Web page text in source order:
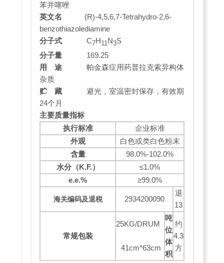
苯并噻唑
英文名 (R)-4,5,6,7-Tetrahydro-2,6-
benzothiazolediamine
分子式 C 7H11N3S
分子量 169.25
用 途 帕金森症用药普拉克索异构体
杂质
贮 藏 避光，室温密封保存，有效期
24个月
主要质量指标
执行标准
企业标准
外观
白色或类白色粉末
含量
98.0%-102.0%
水分（K.F.）
≤1.0%
e.e.%
≥99.0%
海关编码及退税 2934200090
退
13
常规包装
25KG/DRUM
41cm*63cm
吨
位
体
积
约
4.3
方